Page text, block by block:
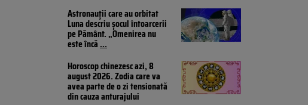
Astronauții care au orbitat
Luna descriu șocul întoarcerii
pe Pământ. „Omenirea nu
este încă...
Horoscop chinezesc azi, 8
august 2026. Zodia care va
avea parte de o zi tensionată
din cauza anturajului